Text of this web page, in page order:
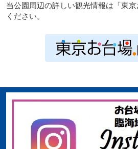
当公園周辺の詳しい観光情報は「東
ください。